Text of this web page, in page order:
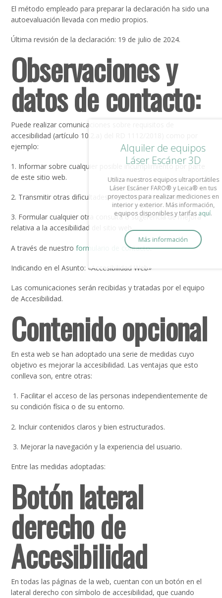
El método empleado para preparar la declaración ha sido una
autoevaluación llevada con medio propios.
Última revisión de la declaración: 19 de julio de 2024.
Observaciones y
datos de contacto:
Puede realizar comunicaciones sobre requisitos de
accesibilidad (artículo 10.2.a) del RD 1112/2018) como por
ejemplo:
1. Informar sobre cualquier posible incumplimiento por parte
de este sitio web.
2. Transmitir otras dificultades de acceso al contenido
3. Formular cualquier otra consulta o sugerencia de mejora
relativa a la accesibilidad del sitio web
A través de nuestroformulario de contacto.
Indicando en el Asunto: «Accesibilidad Web»
Las comunicaciones serán recibidas y tratadas por el equipo
de Accesibilidad.
Contenido opcional
En esta web se han adoptado una serie de medidas cuyo
objetivo es mejorar la accesibilidad. Las ventajas que esto
conlleva son, entre otras:
1. Facilitar el acceso de las personas independientemente de
su condición física o de su entorno.
2. Incluir contenidos claros y bien estructurados.
3. Mejorar la navegación y la experiencia del usuario.
Entre las medidas adoptadas:
Botón lateral
derecho de
Accesibilidad
En todas las páginas de la web, cuentan con un botón en el
lateral derecho con símbolo de accesibilidad, que cuando
Alquiler de equipos
Láser Escáner 3D
Utiliza nuestros equipos ultraportátiles
Láser Escáner FARO® y Leica® en tus
proyectos para realizar mediciones en
interior y exterior. Más información,
equipos disponibles y tarifasaquí.
Más información